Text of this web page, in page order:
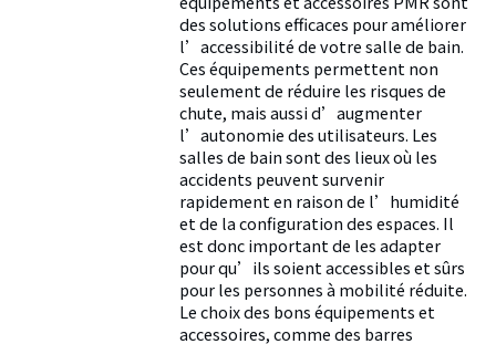
des solutions efficaces pour améliorer
l’accessibilité de votre salle de bain.
Ces équipements permettent non
seulement de réduire les risques de
chute, mais aussi d’augmenter
l’autonomie des utilisateurs. Les
salles de bain sont des lieux où les
accidents peuvent survenir
rapidement en raison de l’humidité
et de la configuration des espaces. Il
est donc important de les adapter
pour qu’ils soient accessibles et sûrs
pour les personnes à mobilité réduite.
Le choix des bons équipements et
accessoires, comme des barres